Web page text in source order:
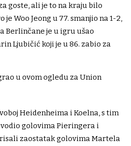
goste, ali je to na kraju bilo
je Woo Jeong u 77. smanjio na 1-2,
Berlinčane je u igru ušao
Ljubičić koji je u 86. zabio za
u ovom ogledu za Union
Heidenheima i Koelna, s tim
golovima Pieringera i
zaostatak golovima Martela